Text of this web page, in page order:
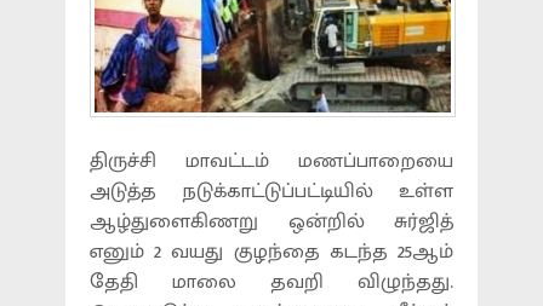
திருச்சி மாவட்டம் மணப்பாறையை
அடுத்த நடுக்காட்டுப்பட்டியில் உள்ள
ஆழ்துளைகிணறு ஒன்றில் சுர்ஜித்
எனும் 2 வயது குழந்தை கடந்த 25ஆம்
தேதி மாலை தவறி விழுந்தது.